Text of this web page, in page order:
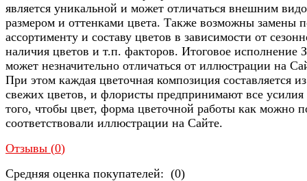
является уникальной и может отличаться внешним
размером и оттенками цвета. Также возможны замены
ассортименту и составу цветов в зависимости от
наличия цветов и т.п. факторов. Итоговое исполнение
может незначительно отличаться от иллюстрации на
При этом каждая цветочная композиция составляется из
свежих цветов, и флористы предпринимают все усилия
того, чтобы цвет, форма цветочной работы как можно
соответствовали иллюстрации на Сайте.
Отзывы (0)
Средняя оценка покупателей: (0)